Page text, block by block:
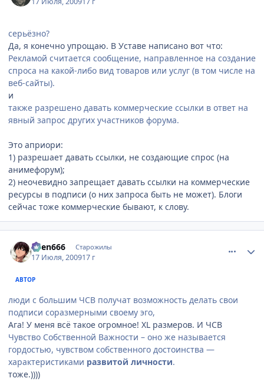
серьёзно?
Да, я конечно упрощаю. В Уставе написано вот что:
Рекламой считается сообщение, направленное на создание
спроса на какой-либо вид товаров или услуг (в том числе на
веб-сайты).
и
также разрешено давать коммерческие ссылки в ответ на
явный запрос других участников форума.
Это априори:
1) разрешает давать ссылки, не создающие спрос (на
анимефорум);
2) неочевидно запрещает давать ссылки на коммерческие
ресурсы в подписи (о них запроса быть не может). Блоги
сейчас тоже коммерческие бывают, к слову.
oven666 Старожилы
17 Июля, 200917 г
АВТОР
люди с большим ЧСВ получат возможность делать свои
подписи соразмерными своему эго,
Ага! У меня всё такое огромное! ХL размеров. И ЧСВ
Чувство Собственной Важности – оно же называется
гордостью, чувством собственного достоинства —
характеристиками развитой личности.
тоже.))))